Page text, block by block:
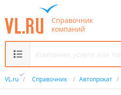
Справочник
компаний
VL.ru / Справочник / Автопрокат /